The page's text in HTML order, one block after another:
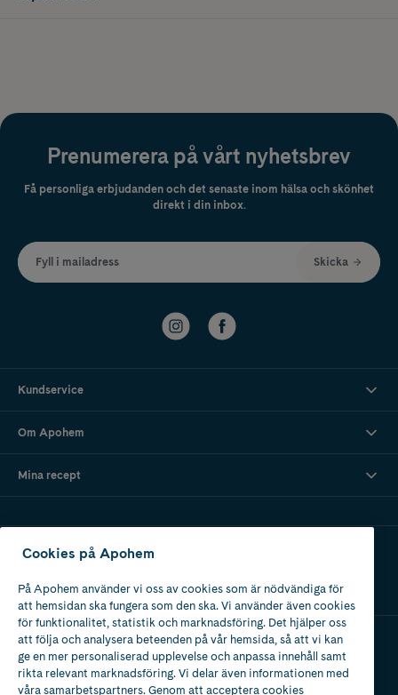
Prenumerera på vårt nyhetsbrev
Få personliga erbjudanden och det senaste inom hälsa och skönhet
direkt i din inbox.
Fyll i mailadress Skicka
Kundservice
Om Apohem
Mina recept
Ladda ner vår app
Apotek med tillstånd
av Läkemedelsverket
Cookies på Apohem
På Apohem använder vi oss av cookies som är nödvändiga för
att hemsidan ska fungera som den ska. Vi använder även cookies
för funktionalitet, statistik och marknadsföring. Det hjälper oss
att följa och analysera beteenden på vår hemsida, så att vi kan
ge en mer personaliserad upplevelse och anpassa innehåll samt
rikta relevant marknadsföring. Vi delar även informationen med
våra samarbetspartners. Genom att acceptera cookies